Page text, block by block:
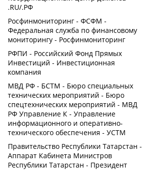
.RU/.РФ
Росфинмониторинг - ФСФМ -
Федеральная служба по финансовому
мониторингу - Росфинмониторинг
РФПИ - Российский Фонд Прямых
Инвестиций - Инвестиционная
компания
МВД РФ - БСТМ - Бюро специальных
технических мероприятий - Бюро
спецтехнических мероприятий - МВД
РФ Управление К - Управление
информационного и оперативно-
технического обеспечения - УСТМ
Правительство Республики Татарстан -
Аппарат Кабинета Министров
Республики Татарстан - Президент